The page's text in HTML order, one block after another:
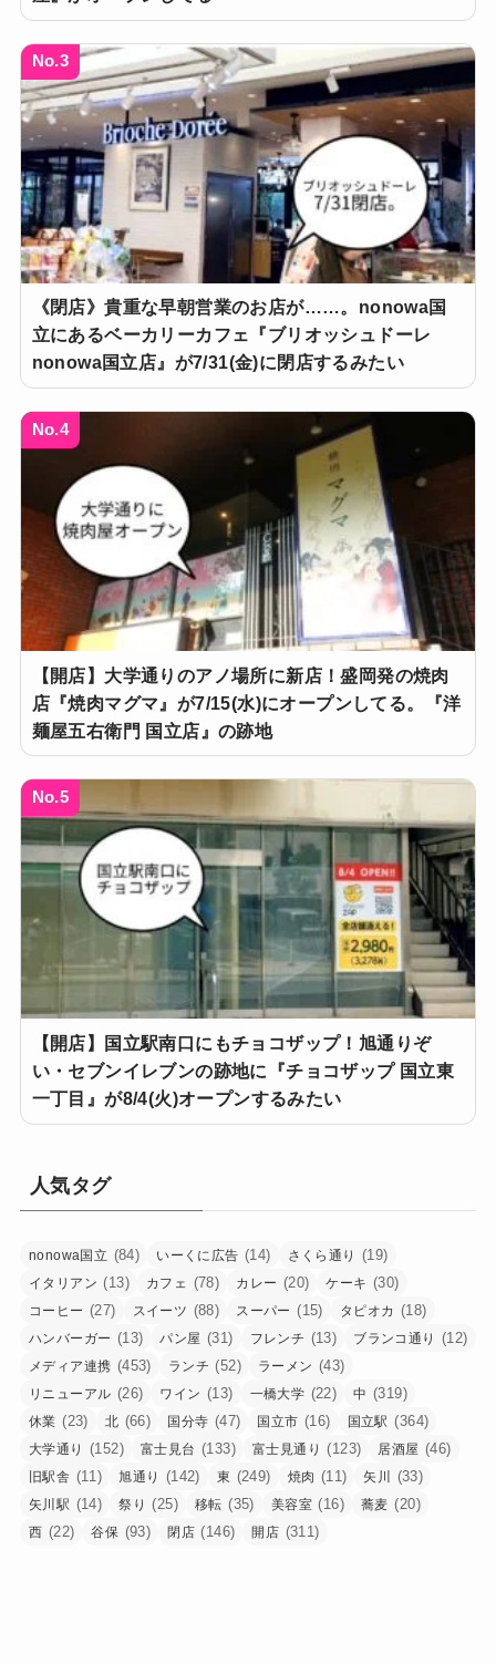
No.3
《閉店》貴重な早朝営業のお店が……。nonowa国
立にあるベーカリーカフェ『ブリオッシュドーレ
nonowa国立店』が7/31(金)に閉店するみたい
No.4
【開店】大学通りのアノ場所に新店！盛岡発の焼肉
店『焼肉マグマ』が7/15(水)にオープンしてる。『洋
麺屋五右衛門 国立店』の跡地
No.5
【開店】国立駅南口にもチョコザップ！旭通りぞ
い・セブンイレブンの跡地に『チョコザップ 国立東
一丁目』が8/4(火)オープンするみたい
人気タグ
nonowa国立 (84) いーくに広告 (14) さくら通り (19)
イタリアン (13) カフェ (78) カレー (20) ケーキ (30)
コーヒー (27) スイーツ (88) スーパー (15) タピオカ (18)
ハンバーガー (13) パン屋 (31) フレンチ (13) ブランコ通り (12)
メディア連携 (453) ランチ (52) ラーメン (43)
リニューアル (26) ワイン (13) 一橋大学 (22) 中 (319)
休業 (23) 北 (66) 国分寺 (47) 国立市 (16) 国立駅 (364)
大学通り (152) 富士見台 (133) 富士見通り (123) 居酒屋 (46)
旧駅舎 (11) 旭通り (142) 東 (249) 焼肉 (11) 矢川 (33)
矢川駅 (14) 祭り (25) 移転 (35) 美容室 (16) 蕎麦 (20)
西 (22) 谷保 (93) 閉店 (146) 開店 (311)